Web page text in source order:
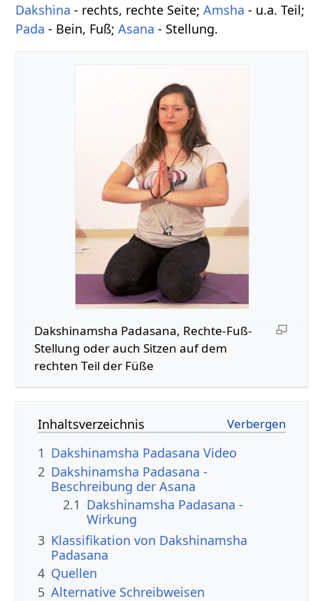
Dakshina - rechts, rechte Seite;Amsha - u.a. Teil;
Pada - Bein, Fuß;Asana - Stellung.
Dakshinamsha Padasana, Rechte-Fuß-
Stellung oder auch Sitzen auf dem
rechten Teil der Füße
Inhaltsverzeichnis
1 Dakshinamsha Padasana Video
2 Dakshinamsha Padasana -
Beschreibung der Asana
2.1 Dakshinamsha Padasana -
Wirkung
3 Klassifikation von Dakshinamsha
Padasana
4 Quellen
5 Alternative Schreibweisen